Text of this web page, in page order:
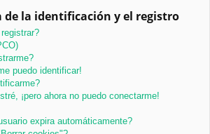
rs
de la identificación y el registro
puedo identificar!
¡pero ahora no puedo conectarme!
expira automáticamente?